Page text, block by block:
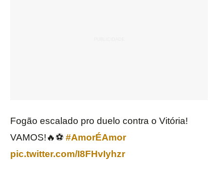
Fogão escalado pro duelo contra o Vitória!
VAMOS!🔥⚽️ #AmorÉAmor
pic.twitter.com/I8FHvIyhzr